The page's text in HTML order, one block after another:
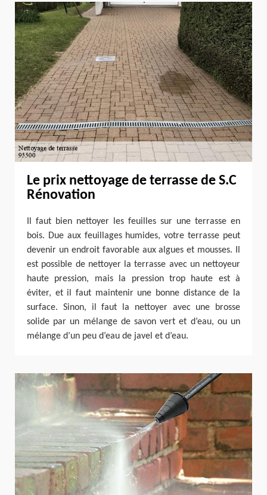
Le prix nettoyage de terrasse de S.C
Rénovation
Il faut bien nettoyer les feuilles sur une terrasse en
bois. Due aux feuillages humides, votre terrasse peut
devenir un endroit favorable aux algues et mousses. Il
est possible de nettoyer la terrasse avec un nettoyeur
haute pression, mais la pression trop haute est à
éviter, et il faut maintenir une bonne distance de la
surface. Sinon, il faut la nettoyer avec une brosse
solide par un mélange de savon vert et d’eau, ou un
mélange d’un peu d’eau de javel et d’eau.